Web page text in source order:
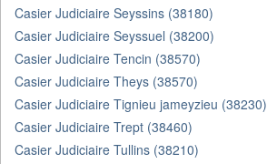
Casier Judiciaire Seyssins (38180)
Casier Judiciaire Seyssuel (38200)
Casier Judiciaire Tencin (38570)
Casier Judiciaire Theys (38570)
Casier Judiciaire Tignieu jameyzieu (38230)
Casier Judiciaire Trept (38460)
Casier Judiciaire Tullins (38210)